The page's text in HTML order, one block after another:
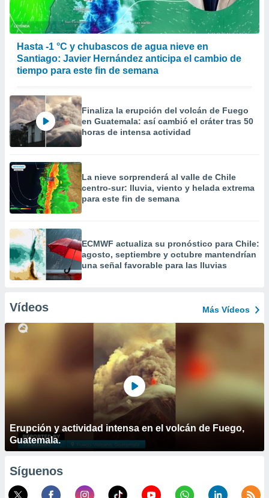
Hasta -1 °C y chubascos de agua nieve en
Santiago: Javier Hernández anticipa el cambio de
tiempo para este fin de semana
Finaliza la erupción del volcán de Fuego
en Guatemala: así cambió el cráter tras 50
horas de intensa actividad
La nieve sorprenderá al valle de Chile
centro-sur: lluvia, viento y helada extrema
para este fin de semana
ECMWF actualiza su pronóstico para Chile:
agosto, septiembre y octubre mantendrían
una señal favorable para las lluvias
Vídeos Más Vídeos
Erupción y actividad intensa en el volcán de Fuego,
Guatemala.
Síguenos